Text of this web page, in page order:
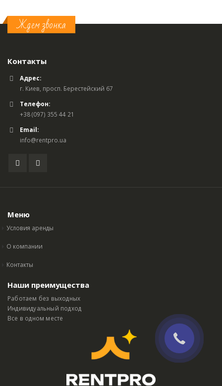
Ждем звонка
Контакты
Адрес:
г. Киев, просп. Берестейский 67
Телефон:
+38 (097) 355 44 21
Email:
info@rentpro.ua
Меню
Условия аренды
О компании
Контакты
Наши преимущества
Работаем без выходных
Индивидуальный подход
Все в одном месте